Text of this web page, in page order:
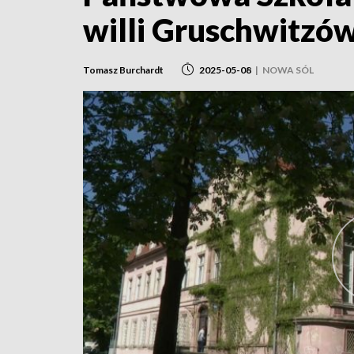
willi
Tomasz Burchardt 2025-05-08 | NOWA SÓL